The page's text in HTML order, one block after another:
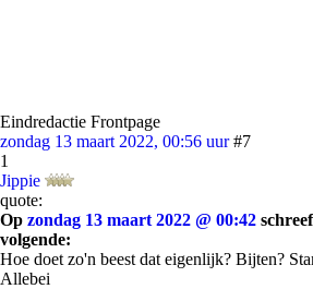
Eindredactie Frontpage
zondag 13 maart 2022, 00:56 uur #7
1
Jippie
quote:
Op zondag 13 maart 2022 @ 00:42 schreef
volgende:
Hoe doet zo'n beest dat eigenlijk? Bijten?
Allebei